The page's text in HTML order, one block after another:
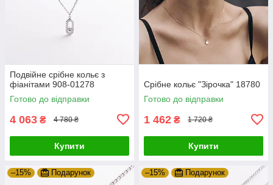
Подвійне срібне кольє з
фіанітами 908-01278
Готово до відправки
4 063 ₴ 4 780 ₴
Купити
Срібне кольє "Зірочка" 18780
Готово до відправки
1 462 ₴ 1 720 ₴
Купити
–15% Подарунок –15% Подарунок